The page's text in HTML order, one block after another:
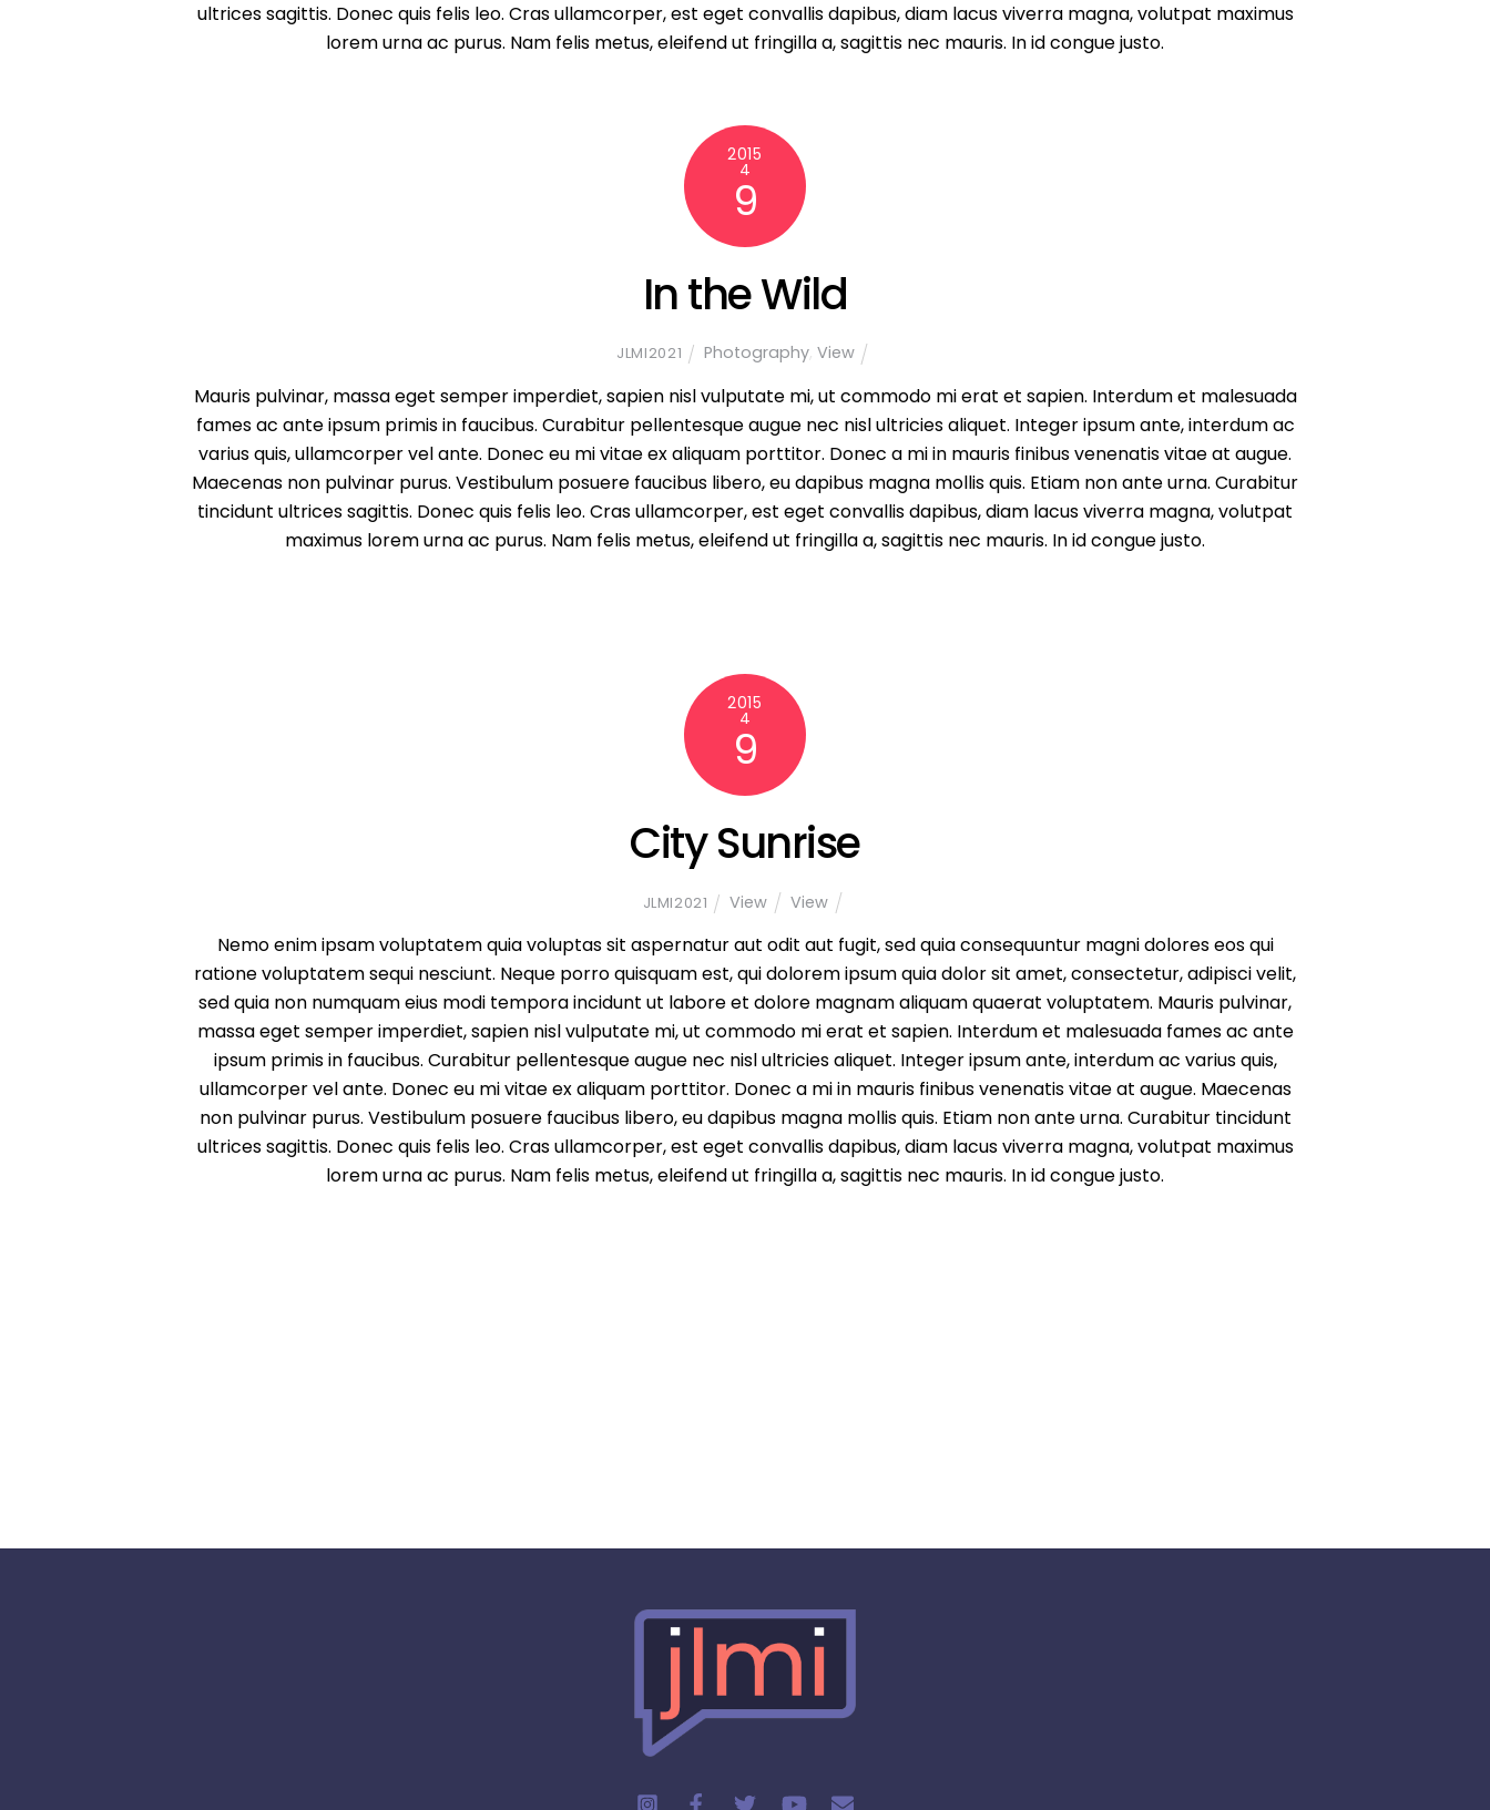
ultrices sagittis. Donec quis felis leo. Cras ullamcorper, est eget convallis dapibus, diam lacus viverra magna, volutpat maximus
lorem urna ac purus. Nam felis metus, eleifend ut fringilla a, sagittis nec mauris. In id congue justo.
2015
4
9
In the Wild
JLMI2021 Photography, View
Mauris pulvinar, massa eget semper imperdiet, sapien nisl vulputate mi, ut commodo mi erat et sapien. Interdum et malesuada
fames ac ante ipsum primis in faucibus. Curabitur pellentesque augue nec nisl ultricies aliquet. Integer ipsum ante, interdum ac
varius quis, ullamcorper vel ante. Donec eu mi vitae ex aliquam porttitor. Donec a mi in mauris finibus venenatis vitae at augue.
Maecenas non pulvinar purus. Vestibulum posuere faucibus libero, eu dapibus magna mollis quis. Etiam non ante urna. Curabitur
tincidunt ultrices sagittis. Donec quis felis leo. Cras ullamcorper, est eget convallis dapibus, diam lacus viverra magna, volutpat
maximus lorem urna ac purus. Nam felis metus, eleifend ut fringilla a, sagittis nec mauris. In id congue justo.
2015
4
9
City Sunrise
JLMI2021 View View
Nemo enim ipsam voluptatem quia voluptas sit aspernatur aut odit aut fugit, sed quia consequuntur magni dolores eos qui
ratione voluptatem sequi nesciunt. Neque porro quisquam est, qui dolorem ipsum quia dolor sit amet, consectetur, adipisci velit,
sed quia non numquam eius modi tempora incidunt ut labore et dolore magnam aliquam quaerat voluptatem. Mauris pulvinar,
massa eget semper imperdiet, sapien nisl vulputate mi, ut commodo mi erat et sapien. Interdum et malesuada fames ac ante
ipsum primis in faucibus. Curabitur pellentesque augue nec nisl ultricies aliquet. Integer ipsum ante, interdum ac varius quis,
ullamcorper vel ante. Donec eu mi vitae ex aliquam porttitor. Donec a mi in mauris finibus venenatis vitae at augue. Maecenas
non pulvinar purus. Vestibulum posuere faucibus libero, eu dapibus magna mollis quis. Etiam non ante urna. Curabitur tincidunt
ultrices sagittis. Donec quis felis leo. Cras ullamcorper, est eget convallis dapibus, diam lacus viverra magna, volutpat maximus
lorem urna ac purus. Nam felis metus, eleifend ut fringilla a, sagittis nec mauris. In id congue justo.